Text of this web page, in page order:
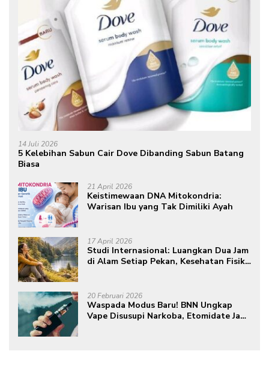
14 Juli 2026
5 Kelebihan Sabun Cair Dove Dibanding Sabun Batang
Biasa
21 April 2026
Keistimewaan DNA Mitokondria:
Warisan Ibu yang Tak Dimiliki Ayah
17 April 2026
Studi Internasional: Luangkan Dua Jam
di Alam Setiap Pekan, Kesehatan Fisik
20 Februari 2026
Waspada Modus Baru! BNN Ungkap
Vape Disusupi Narkoba, Etomidate Jadi